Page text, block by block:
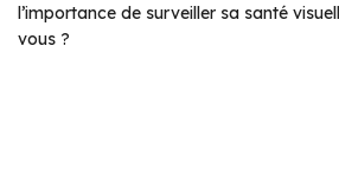
l’importance de surveiller sa santé
vous ?